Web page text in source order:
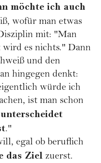
möchte ich auch
wofür man etwas
mit: "Man
wird es nichts." Dann
und den
hingegen denkt:
würde ich
ist man schon
."
egal ob beruflich
das Ziel zuerst.